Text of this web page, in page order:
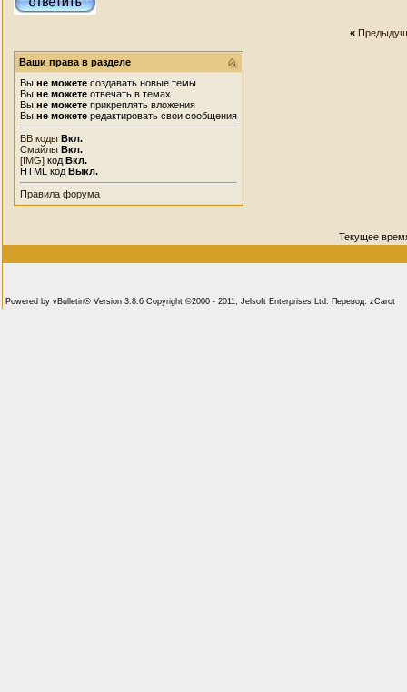
«
Ваши права в разделе
Вы не можете создавать новые темы
Вы не можете отвечать в темах
Вы не можете прикреплять вложения
Вы не можете редактировать свои сообщения
BB коды Вкл.
Смайлы Вкл.
[IMG] код Вкл.
HTML код Выкл.
Правила форума
Текущее
Powered by vBulletin® Version 3.8.6 Copyright ©2000 - 2011, Jelsoft Enterprises Ltd. Перевод: zCarot